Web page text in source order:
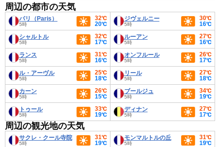
周辺の都市の天気
パリ（Paris）
5時
32℃
20℃
ジヴェルニー
5時
30℃
16℃
シャルトル
5時
32℃
17℃
ルーアン
5時
27℃
16℃
ランス
5時
31℃
16℃
オンフルール
5時
26℃
17℃
ル・アーヴル
5時
25℃
18℃
リール
5時
27℃
18℃
カーン
5時
26℃
15℃
ブールジュ
5時
34℃
19℃
トゥール
5時
33℃
19℃
ディナン
5時
27℃
17℃
周辺の観光地の天気
サクレ・クール寺院
5時
31℃
19℃
モンマルトルの丘
5時
31℃
19℃